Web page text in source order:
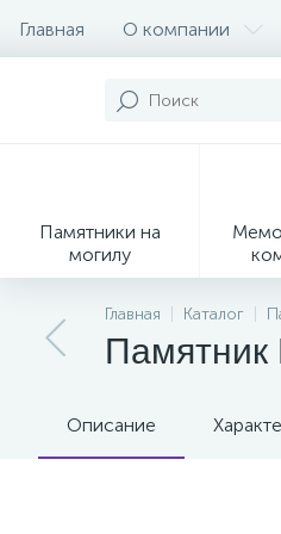
Главная О компании
Памятники на
могилу
Главная Каталог
Памятник
Описание